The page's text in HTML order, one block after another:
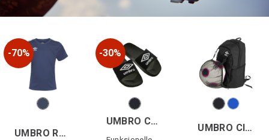
70%
UMBRO Retro Training Set
30%
UMBRO Core Slippers Sort
UMBRO Club Backpack